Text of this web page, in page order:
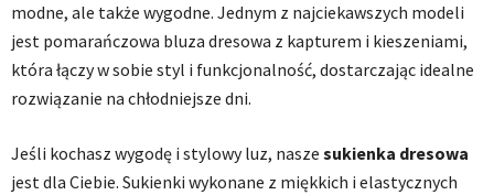
modne, ale także wygodne. Jednym z najciekawszych modeli
jest pomarańczowa bluza dresowa z kapturem i kieszeniami,
która łączy w sobie styl i funkcjonalność, dostarczając idealne
rozwiązanie na chłodniejsze dni.
Jeśli kochasz wygodę i stylowy luz, nasze sukienka dresowa
jest dla Ciebie. Sukienki wykonane z miękkich i elastycznych